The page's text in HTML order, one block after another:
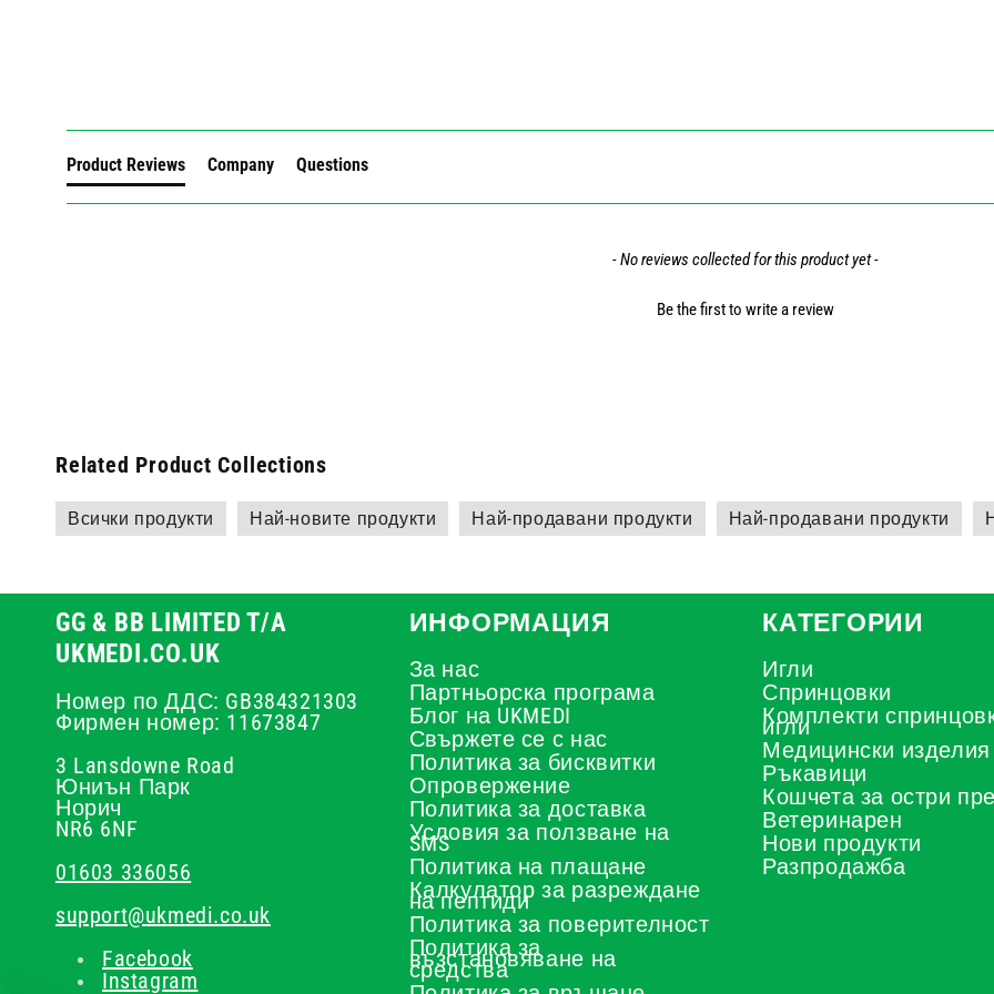
Product Reviews Company Questions
- No reviews collected for this product yet -
Be the first to write a review
Related Product Collections
Всички продукти Най-новите продукти Най-продавани продукти Най-продавани продукти
GG & BB LIMITED T/A
UKMEDI.CO.UK
Номер по ДДС: GB384321303
Фирмен номер: 11673847
3 Lansdowne Road
Юниън Парк
Норич
NR6 6NF
01603 336056
support@ukmedi.co.uk
Facebook
Instagram
ИНФОРМАЦИЯ
За нас
Партньорска програма
Блог на UKMEDI
Свържете се с нас
Политика за бисквитки
Опровержение
Политика за доставка
Условия за ползване на
SMS
Политика на плащане
Калкулатор за разреждане
на пептиди
Политика за поверителност
Политика за
възстановяване на
средства
КАТЕГОРИИ
Игли
Спринцовки
Комплекти
игли
Медицински изделия
Ръкавици
Кошчета за остри
Ветеринарен
Нови продукти
Разпродажба